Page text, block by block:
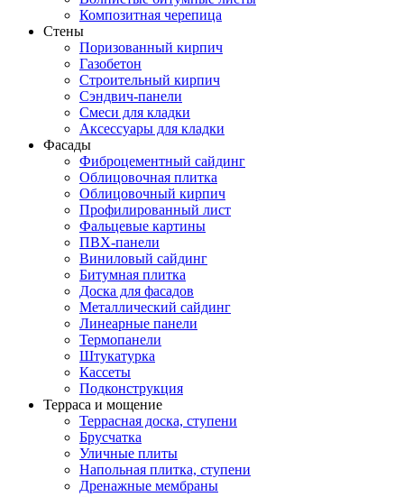
Композитная черепица
Стены
Поризованный кирпич
Газобетон
Строительный кирпич
Сэндвич-панели
Смеси для кладки
Аксессуары для кладки
Фасады
Фиброцементный сайдинг
Облицовочная плитка
Облицовочный кирпич
Профилированный лист
Фальцевые картины
ПВХ-панели
Виниловый сайдинг
Битумная плитка
Доска для фасадов
Металлический сайдинг
Линеарные панели
Термопанели
Штукатурка
Кассеты
Подконструкция
Терраса и мощение
Террасная доска, ступени
Брусчатка
Уличные плиты
Напольная плитка, ступени
Дренажные мембраны